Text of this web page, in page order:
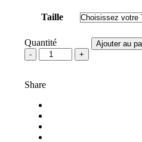
Taille
Quantité
quantité
de
AZ
Ajouter au
Share